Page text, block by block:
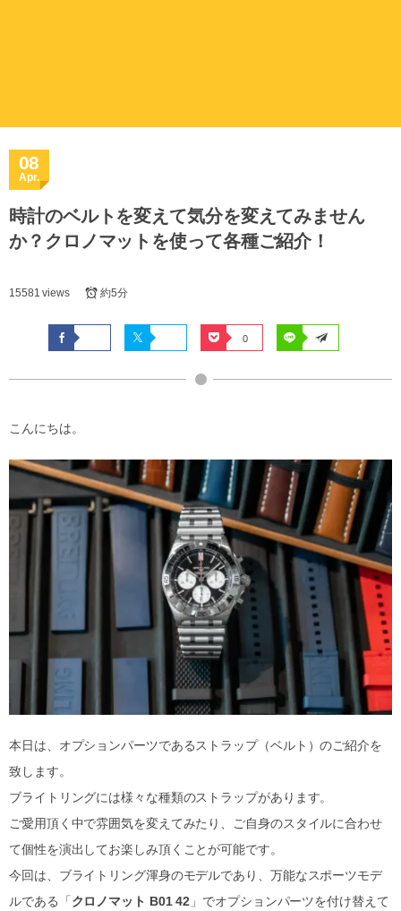
08
Apr.
時計のベルトを変えて気分を変えてみません
か？クロノマットを使って各種ご紹介！
15581 views 約5分
0
こんにちは。
本日は、オプションパーツであるストラップ（ベルト）のご紹介を
致します。
ブライトリングには様々な種類のストラップがあります。
ご愛用頂く中で雰囲気を変えてみたり、ご自身のスタイルに合わせ
て個性を演出してお楽しみ頂くことが可能です。
今回は、ブライトリング渾身のモデルであり、万能なスポーツモデ
ルである「クロノマット B01 42 」でオプションパーツを付け替えて